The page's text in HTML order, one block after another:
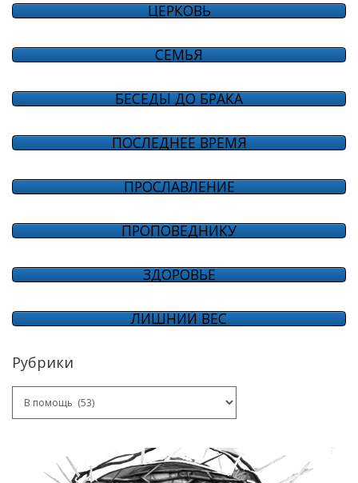
ЦЕРКОВЬ
СЕМЬЯ
БЕСЕДЫ ДО БРАКА
ПОСЛЕДНЕЕ ВРЕМЯ
ПРОСЛАВЛЕНИЕ
ПРОПОВЕДНИКУ
ЗДОРОВЬЕ
ЛИШНИЙ ВЕС
Рубрики